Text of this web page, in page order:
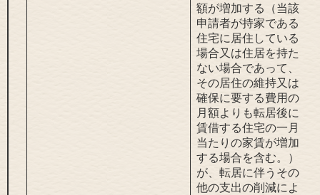
額が増加する（当該
申請者が持家である
住宅に居住している
場合又は住居を持た
ない場合であって、
その居住の維持又は
確保に要する費用の
月額よりも転居後に
賃借する住宅の一月
当たりの家賃が増加
する場合を含む。）
が、転居に伴うその
他の支出の削減によ